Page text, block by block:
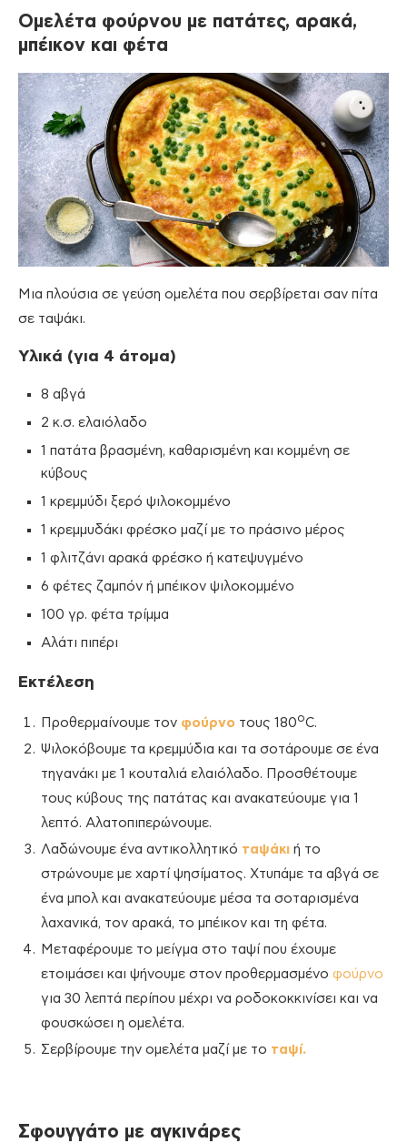
Ομελέτα φούρνου με πατάτες, αρακά,
μπέικον και φέτα
Μια πλούσια σε γεύση ομελέτα που σερβίρεται σαν πίτα
σε ταψάκι.
Υλικά (για 4 άτομα)
8 αβγά
2 κ.σ. ελαιόλαδο
1 πατάτα βρασμένη, καθαρισμένη και κομμένη σε
κύβους
1 κρεμμύδι ξερό ψιλοκομμένο
1 κρεμμυδάκι φρέσκο μαζί με το πράσινο μέρος
1 φλιτζάνι αρακά φρέσκο ή κατεψυγμένο
6 φέτες ζαμπόν ή μπέικον ψιλοκομμένο
100 γρ. φέτα τρίμμα
Αλάτι πιπέρι
Εκτέλεση
Προθερμαίνουμε τον φούρνο τους 180οC.
Ψιλοκόβουμε τα κρεμμύδια και τα σοτάρουμε σε ένα
τηγανάκι με 1 κουταλιά ελαιόλαδο. Προσθέτουμε
τους κύβους της πατάτας και ανακατεύουμε για 1
λεπτό. Αλατοπιπερώνουμε.
Λαδώνουμε ένα αντικολλητικό ταψάκι ή το
στρώνουμε με χαρτί ψησίματος. Χτυπάμε τα αβγά σε
ένα μπολ και ανακατεύουμε μέσα τα σοταρισμένα
λαχανικά, τον αρακά, το μπέικον και τη φέτα.
Μεταφέρουμε το μείγμα στο ταψί που έχουμε
ετοιμάσει και ψήνουμε στον προθερμασμένο φούρνο
για 30 λεπτά περίπου μέχρι να ροδοκοκκινίσει και να
φουσκώσει η ομελέτα.
Σερβίρουμε την ομελέτα μαζί με το ταψί.
Σφουγγάτο με αγκινάρες